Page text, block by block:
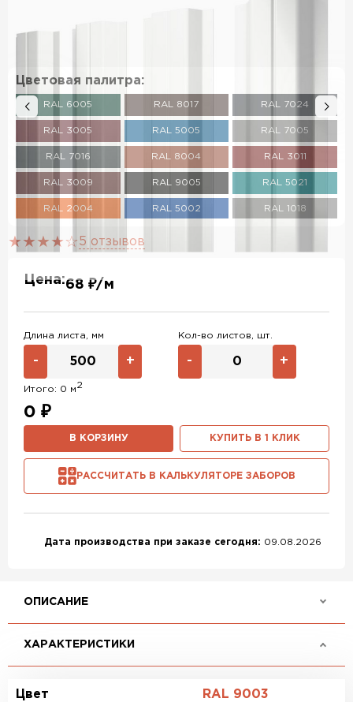
Цветовая палитра:
RAL 6005 RAL 8017 RAL 7024
RAL 3005 RAL 5005 RAL 7005
RAL 7016 RAL 8004 RAL 3011
RAL 3009 RAL 9005 RAL 5021
RAL 2004 RAL 5002 RAL 1018
RAL 3003
RAL 9003
RR 29 RR 23
5 отзывов
Цена:68 ₽/м
Длина листа, мм
- +
Кол-во листов, шт.
- +
Итого: 0 м2
0 ₽
В КОРЗИНУ КУПИТЬ В 1 КЛИК
РАССЧИТАТЬ В КАЛЬКУЛЯТОРЕ ЗАБОРОВ
Дата производства при заказе сегодня: 09.08.2026
ОПИСАНИЕ
ХАРАКТЕРИСТИКИ
Цвет RAL 9003